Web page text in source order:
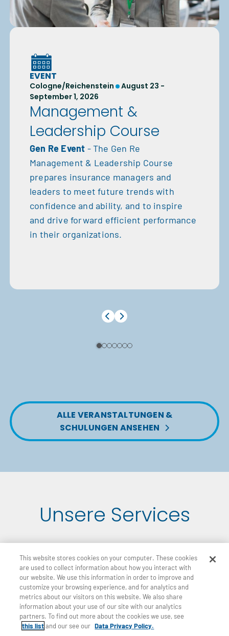
EVENT
Cologne/Reichenstein
August 23 -
September 1, 2026
Management &
Leadership Course
Gen Re Event - The Gen Re
Management & Leadership Course
prepares insurance managers and
leaders to meet future trends with
confidence and ability, and to inspire
and drive forward efficient performance
in their organizations.
ALLE VERANSTALTUNGEN &
SCHULUNGEN ANSEHEN
Unsere Services
Rückversicherung
Unsere Experten bieten Ihnen speziell auf
This website stores cookies on your computer. These cookies
are used to collect information about how you interact with
our website. We use this information in order to improve and
customize your browsing experience, and for analytics and
metrics about our visitors on this website. We also share
information about your use of our site with our analytics
partners. To find out more about the cookies we use, see
this listand our see our Data Privacy Policy.